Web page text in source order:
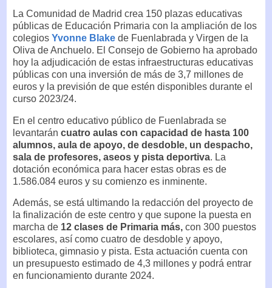
La Comunidad de Madrid crea 150 plazas educativas
públicas de Educación Primaria con la ampliación de los
colegios Yvonne Blake de Fuenlabrada y Virgen de la
Oliva de Anchuelo. El Consejo de Gobierno ha aprobado
hoy la adjudicación de estas infraestructuras educativas
públicas con una inversión de más de 3,7 millones de
euros y la previsión de que estén disponibles durante el
curso 2023/24.
En el centro educativo público de Fuenlabrada se
levantarán cuatro aulas con capacidad de hasta 100
alumnos, aula de apoyo, de desdoble, un despacho,
sala de profesores, aseos y pista deportiva. La
dotación económica para hacer estas obras es de
1.586.084 euros y su comienzo es inminente.
Además, se está ultimando la redacción del proyecto de
la finalización de este centro y que supone la puesta en
marcha de 12 clases de Primaria más, con 300 puestos
escolares, así como cuatro de desdoble y apoyo,
biblioteca, gimnasio y pista. Esta actuación cuenta con
un presupuesto estimado de 4,3 millones y podrá entrar
en funcionamiento durante 2024.